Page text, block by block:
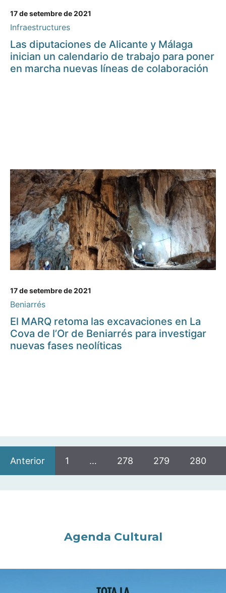
17 de setembre de 2021
Infraestructures
Las diputaciones de Alicante y Málaga
inician un calendario de trabajo para poner
en marcha nuevas líneas de colaboración
17 de setembre de 2021
Beniarrés
El MARQ retoma las excavaciones en La
Cova de l’Or de Beniarrés para investigar
nuevas fases neolíticas
Anterior 1 … 278 279 280
Agenda Cultural